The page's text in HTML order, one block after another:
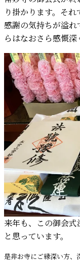
り掛かります。そ
感謝の気持ちが溢
らはなおさら感慨深
来年も、この御会
と思っています。
是非お寺にご縁深い方、